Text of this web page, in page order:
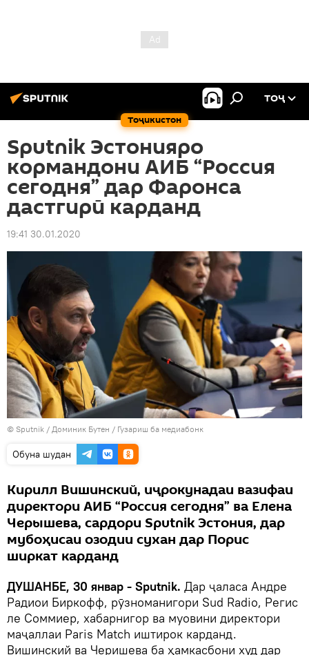
Тоҷикистон
ТОҶ
Sputnik Эстонияро
кормандони АИБ “Россия
сегодня” дар Фаронса
дастгирӣ карданд
19:41 30.01.2020
© Sputnik / Доминик Бутен / Гузариш ба медиабонк
Обуна шудан
Кирилл Вишинский, иҷрокунадаи вазифаи
директори АИБ “Россия сегодня” ва Елена
Черышева, сардори Sputnik Эстония, дар
мубоҳисаи озодии сухан дар Порис
ширкат карданд
ДУШАНБЕ, 30 январ - Sputnik. Дар ҷаласа Андре
Радиои Биркофф, рӯзноманигори Sud Radio, Регис
ле Соммиер, хабарнигор ва муовини директори
маҷаллаи Paris Match иштирок карданд.
Вишинский ва Черишева ба ҳамкасбони худ дар